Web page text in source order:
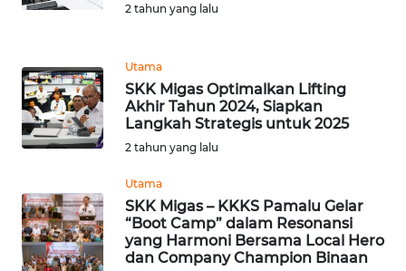
2 tahun yang lalu
Utama
SKK Migas Optimalkan Lifting
Akhir Tahun 2024, Siapkan
Langkah Strategis untuk 2025
2 tahun yang lalu
Utama
SKK Migas – KKKS Pamalu Gelar
“Boot Camp” dalam Resonansi
yang Harmoni Bersama Local Hero
dan Company Champion Binaan
REDAKSI
DISCLAIMER
Regional
WN
SUMUT